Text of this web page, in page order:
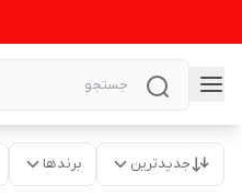
جدیدترین برندها